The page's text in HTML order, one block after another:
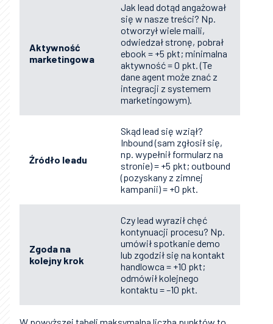
Aktywność
marketingowa
Jak lead dotąd angażował
się w nasze treści? Np.
otworzył wiele maili,
odwiedzał stronę, pobrał
ebook = +5 pkt; minimalna
aktywność = 0 pkt. (Te
dane agent może znać z
integracji z systemem
marketingowym).
Źródło leadu
Skąd lead się wziął?
Inbound (sam zgłosił się,
np. wypełnił formularz na
stronie) = +5 pkt; outbound
(pozyskany z zimnej
kampanii) = +0 pkt.
Zgoda na
kolejny krok
Czy lead wyraził chęć
kontynuacji procesu? Np.
umówił spotkanie demo
lub zgodził się na kontakt
handlowca = +10 pkt;
odmówił kolejnego
kontaktu = –10 pkt.
W powyższej tabeli maksymalna liczba punktów to